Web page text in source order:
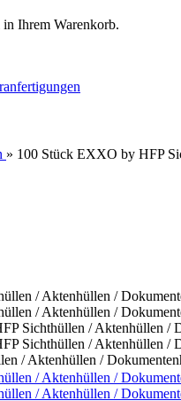
Ihrem Warenkorb.
» 100 Stück EXXO by HFP
/ Aktenhüllen /